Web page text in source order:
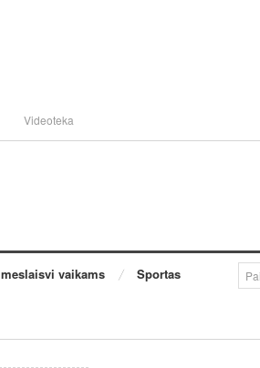
Videoteka
meslaisvi vaikams Sportas